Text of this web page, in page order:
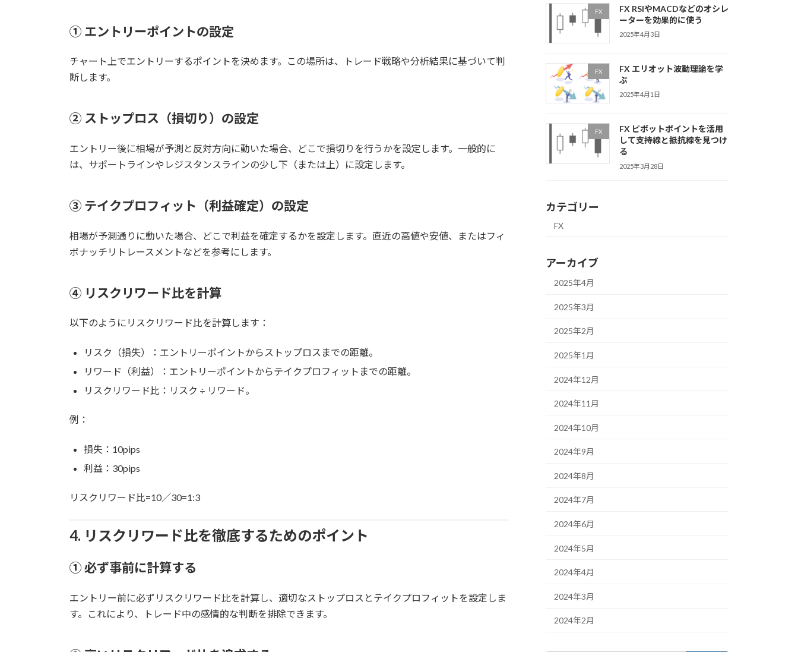
① エントリーポイントの設定
チャート上でエントリーするポイントを決めます。この場所は、トレード戦略や分析結果に基づいて判
断します。
② ストップロス（損切り）の設定
エントリー後に相場が予測と反対方向に動いた場合、どこで損切りを行うかを設定します。一般的に
は、サポートラインやレジスタンスラインの少し下（または上）に設定します。
③ テイクプロフィット（利益確定）の設定
相場が予測通りに動いた場合、どこで利益を確定するかを設定します。直近の高値や安値、またはフィ
ボナッチリトレースメントなどを参考にします。
④ リスクリワード比を計算
以下のようにリスクリワード比を計算します：
リスク（損失）：エントリーポイントからストップロスまでの距離。
リワード（利益）：エントリーポイントからテイクプロフィットまでの距離。
リスクリワード比：リスク ÷ リワード。
例：
損失：10pips
利益：30pips
リスクリワード比=10／30=1:3
4. リスクリワード比を徹底するためのポイント
① 必ず事前に計算する
エントリー前に必ずリスクリワード比を計算し、適切なストップロスとテイクプロフィットを設定しま
す。これにより、トレード中の感情的な判断を排除できます。
FX
FX RSIやMACDなどのオシレ
ーターを効果的に使う
2025年4月3日
FX
FX エリオット波動理論を学
ぶ
2025年4月1日
FX
FX ピボットポイントを活用
して支持線と抵抗線を見つけ
る
2025年3月28日
カテゴリー
FX
アーカイブ
2025年4月
2025年3月
2025年2月
2025年1月
2024年12月
2024年11月
2024年10月
2024年9月
2024年8月
2024年7月
2024年6月
2024年5月
2024年4月
2024年3月
2024年2月